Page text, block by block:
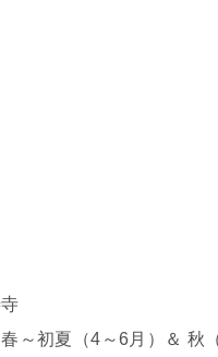
～初夏（4～6月）＆ 秋